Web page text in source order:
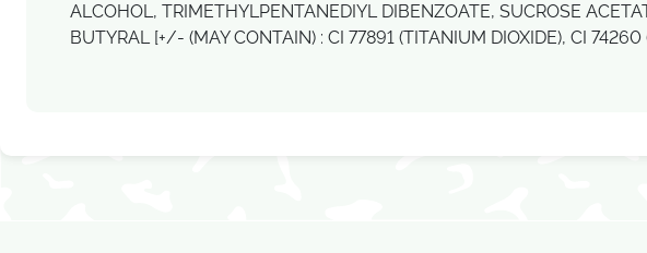
ALCOHOL, TRIMETHYLPENTANEDIYL DIBENZOATE, SUCROSE
BUTYRAL [+/- (MAY CONTAIN) : CI 77891 (TITANIUM DIOXIDE), CI